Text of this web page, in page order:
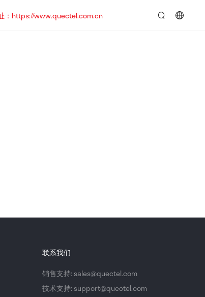
：https://www.quectel.com.cn
联系我们
销售支持: sales@quectel.com
技术支持: support@quectel.com